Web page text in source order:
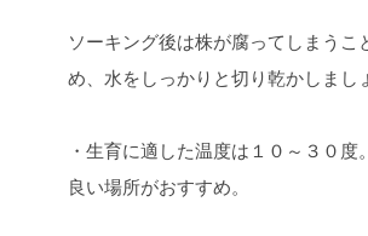
ソーキング後は株が腐ってしまうこ
め、水をしっかりと切り乾かしまし
・生育に適した温度は１０～３０
良い場所がおすすめ。